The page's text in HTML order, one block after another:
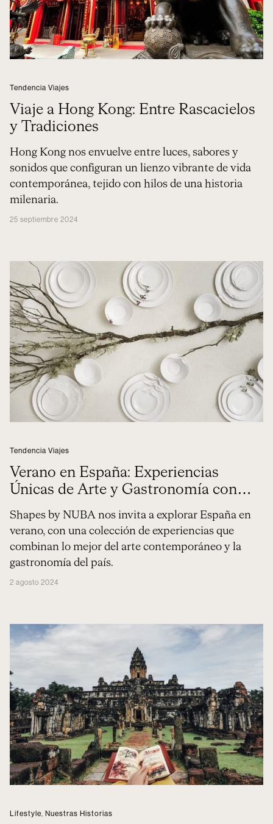
Tendencia Viajes
Viaje a Hong Kong: Entre Rascacielos
y Tradiciones
Hong Kong nos envuelve entre luces, sabores y
sonidos que configuran un lienzo vibrante de vida
contemporánea, tejido con hilos de una historia
milenaria.
25 septiembre 2024
Tendencia Viajes
Verano en España: Experiencias
Únicas de Arte y Gastronomía con
Shapes by NUBA
Shapes by NUBA nos invita a explorar España en
verano, con una colección de experiencias que
combinan lo mejor del arte contemporáneo y la
gastronomía del país.
2 agosto 2024
Lifestyle Nuestras Historias